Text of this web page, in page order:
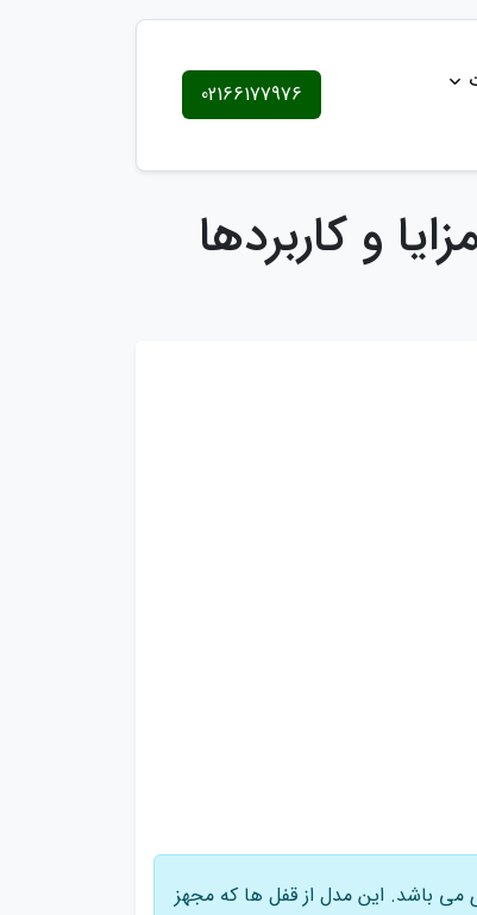
02166177976
و کاربردها
باشد. این مدل از قفل ها که مجهز